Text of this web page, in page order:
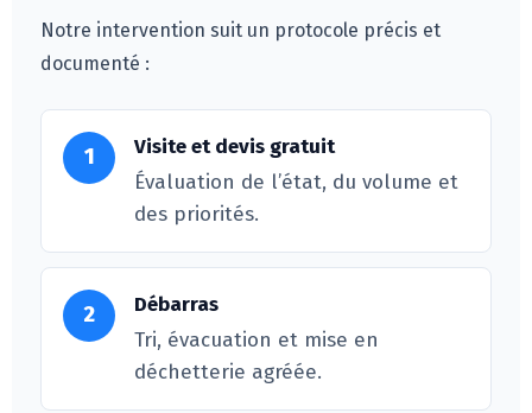
Notre intervention suit un protocole précis et
documenté :
1
Visite et devis gratuit
Évaluation de l’état, du volume et
des priorités.
2
Débarras
Tri, évacuation et mise en
déchetterie agréée.